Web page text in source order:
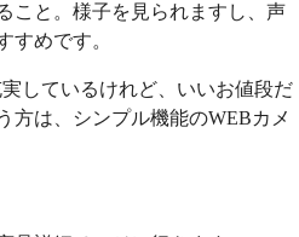
こと。様子を見られますし、声
すめです。
しているけれど、いいお値段だ
は、シンプル機能のWEBカメ